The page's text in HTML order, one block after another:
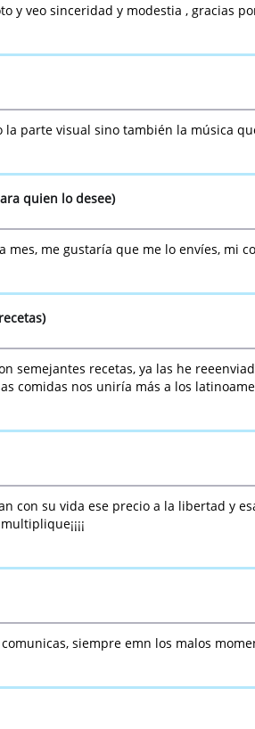
y veo sinceridad y modestia , gracias
parte visual sino también la música
quien lo desee)
me gustaría que me lo envíes, mi
semejantes recetas, ya las he
nos uniría más a los
con su vida ese precio a la libertad y
siempre emn los malos